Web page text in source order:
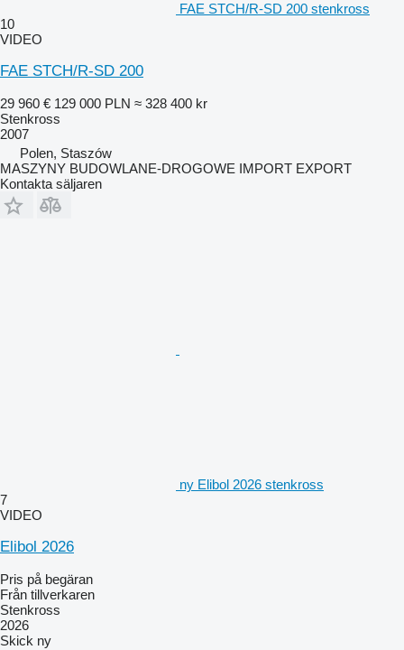
FAE STCH/R-SD 200 stenkross
10
VIDEO
FAE STCH/R-SD 200
29 960 € 129 000 PLN ≈ 328 400 kr
Stenkross
2007
Polen, Staszów
MASZYNY BUDOWLANE-DROGOWE IMPORT EXPORT
Kontakta säljaren
ny Elibol 2026 stenkross
7
VIDEO
Elibol 2026
Pris på begäran
Från tillverkaren
Stenkross
2026
Skick ny